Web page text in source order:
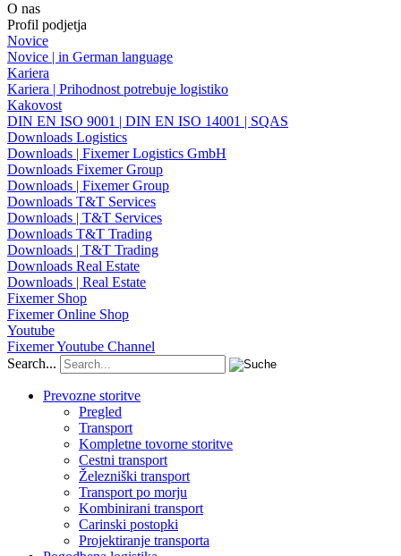
O nas
Profil podjetja
Novice
Novice | in German language
Kariera
Kariera | Prihodnost potrebuje logistiko
Kakovost
DIN EN ISO 9001 | DIN EN ISO 14001 | SQAS
Downloads Logistics
Downloads | Fixemer Logistics GmbH
Downloads Fixemer Group
Downloads | Fixemer Group
Downloads T&T Services
Downloads | T&T Services
Downloads T&T Trading
Downloads | T&T Trading
Downloads Real Estate
Downloads | Real Estate
Fixemer Shop
Fixemer Online Shop
Youtube
Fixemer Youtube Channel
Search...
Prevozne storitve
Pregled
Transport
Kompletne tovorne storitve
Cestni transport
Železniški transport
Transport po morju
Kombinirani transport
Carinski postopki
Projektiranje transporta